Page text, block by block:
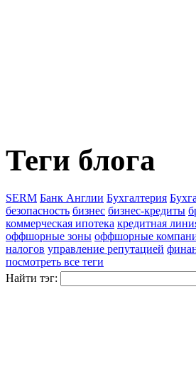
Теги блога
SERM Банк Англии Бухгалтерия
безопасность бизнес бизнес-кредиты
коммерческая ипотека кредитная
оффшорные зоны оффшорные
налогов управление репутацией
посмотреть все теги
Найти тэг: